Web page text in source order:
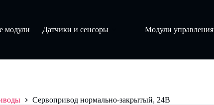
модули
Датчики и сенсоры Модули управления
Сервопривод нормально-закрытый, 24В